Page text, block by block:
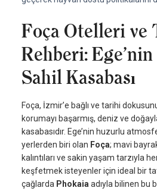
Foça Otelleri ve
Rehberi:
Sahil Kasabası
Foça, İzmir’e bağlı ve tarihi
korumayı başarmış, deniz ve
kasabasıdır. Ege’nin huzurlu
yerlerden biri olan Foça; mavi
kalıntıları ve sakin yaşam tarzıyla
keşfetmek isteyenler için ideal bir
çağlarda Phokaia adıyla bilinen bu